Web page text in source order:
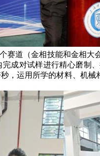
赛道（金相技能和金相
完成对试样进行精心磨制
，运用所学的材料、机